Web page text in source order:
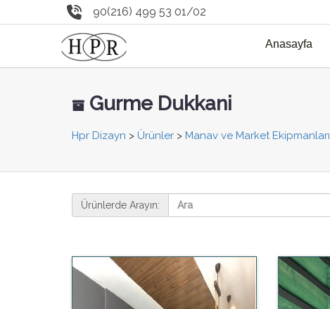
90(216) 499 53 01/02
Anasayfa
Gurme Dukkani
Hpr Dizayn > Ürünler > Manav ve Market Ekipmanları
Ürünlerde Arayın: